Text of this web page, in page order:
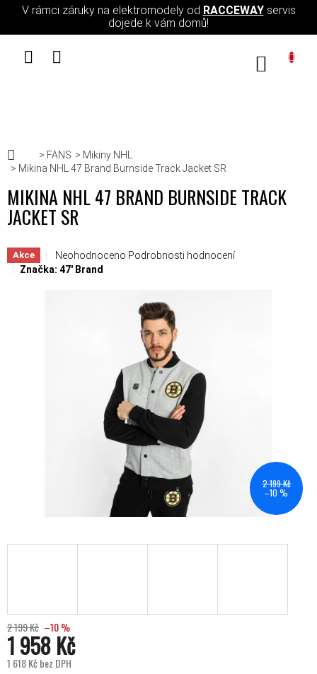
Přejít na obsah
V rámci záruky na elektromodely od RACCEWAYservis
dojede k vám domů!
Domů
FANS
Mikiny NHL
Mikina NHL 47 Brand Burnside Track Jacket SR
MIKINA NHL 47 BRAND BURNSIDE TRACK
JACKET SR
Akce Průměrné hodnocení produktu je 0,0 z 5 hvězdiček.
Neohodnoceno Podrobnosti hodnocení
Značka: 47' Brand
2 199 Kč
–10 %
2 199 Kč –10 %
1 958 Kč
1 618 Kč bez DPH